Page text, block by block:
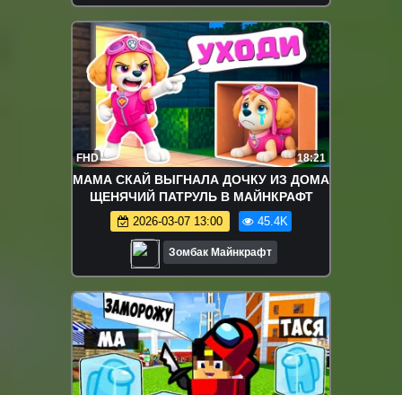
FHD 18:21
МАМА СКАЙ ВЫГНАЛА ДОЧКУ ИЗ ДОМА
ЩЕНЯЧИЙ ПАТРУЛЬ В МАЙНКРАФТ
2026-03-07 13:00 45.4K
Зомбак Майнкрафт